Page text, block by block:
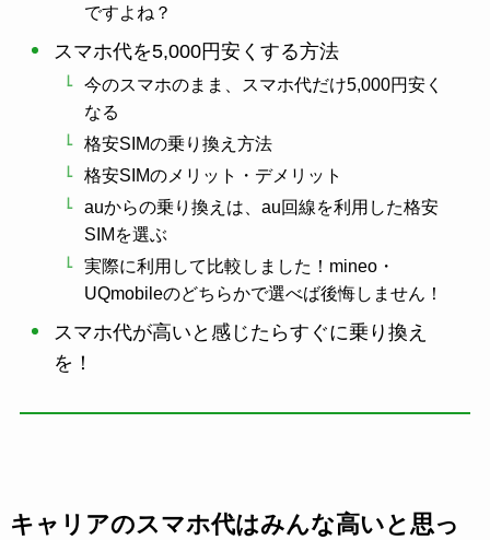
ですよね？
スマホ代を5,000円安くする方法
今のスマホのまま、スマホ代だけ5,000円安く
なる
格安SIMの乗り換え方法
格安SIMのメリット・デメリット
auからの乗り換えは、au回線を利用した格安
SIMを選ぶ
実際に利用して比較しました！mineo・
UQmobileのどちらかで選べば後悔しません！
スマホ代が高いと感じたらすぐに乗り換え
を！
キャリアのスマホ代はみんな高いと思っ